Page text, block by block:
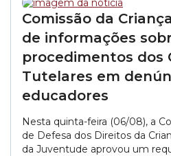
Comissão da
de informações
procedimentos dos
Tutelares em
educadores
Nesta quinta-feira (06/08), a
de Defesa dos Direitos da
da Juventude aprovou um